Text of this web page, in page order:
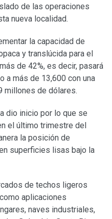
de las operaciones
nueva localidad.
la capacidad de
y translúcida para el
de 42%, es decir, pasará
a más de 13,600 con una
millones de dólares.
dio inicio por lo que se
el último trimestre del
la posición de
superficies lisas bajo la
de techos ligeros
aplicaciones
naves industriales,